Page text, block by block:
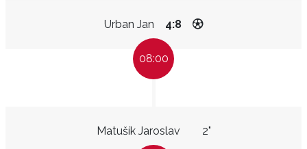
Urban Jan 4:8
08:00
Matušík Jaroslav 2"